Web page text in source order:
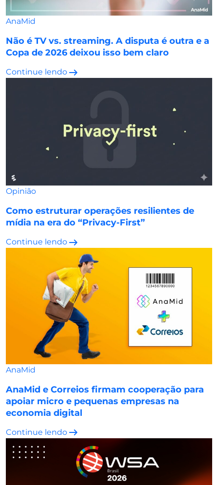
AnaMid
Não é TV vs. streaming. A disputa é outra e a
Copa de 2026 deixou isso bem claro
Continue lendo
Opinião
Como estruturar operações resilientes de
mídia na era do “Privacy-First”
Continue lendo
AnaMid
AnaMid e Correios firmam cooperação para
apoiar micro e pequenas empresas na
economia digital
Continue lendo